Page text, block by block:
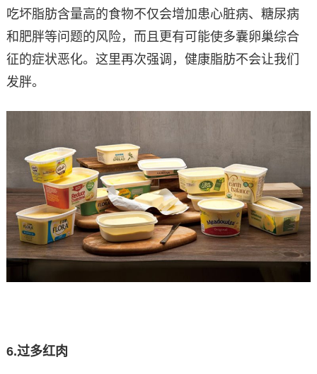
吃坏脂肪含量高的食物不仅会增加患心脏病、糖尿病
和肥胖等问题的风险，而且更有可能使多囊卵巢综合
征的症状恶化。这里再次强调，健康脂肪不会让我们
发胖。
6.过多红肉